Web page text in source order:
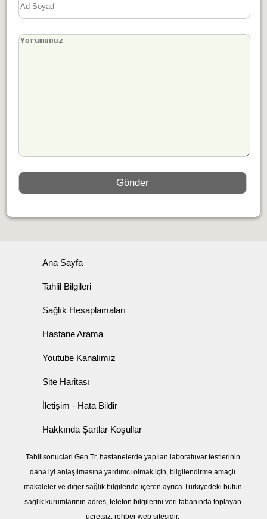
Ana Sayfa
Tahlil Bilgileri
Sağlık Hesaplamaları
Hastane Arama
Youtube Kanalımız
Site Haritası
İletişim - Hata Bildir
Hakkında Şartlar Koşullar
Tahlilsonuclari.Gen.Tr, hastanelerde yapılan laboratuvar testlerinin
daha iyi anlaşılmasına yardımcı olmak için, bilgilendirme amaçlı
makaleler ve diğer sağlık bilgileride içeren ayrıca Türkiyedeki bütün
sağlık kurumlarının adres, telefon bilgilerini veri tabanında toplayan
ücretsiz, rehber web sitesidir.